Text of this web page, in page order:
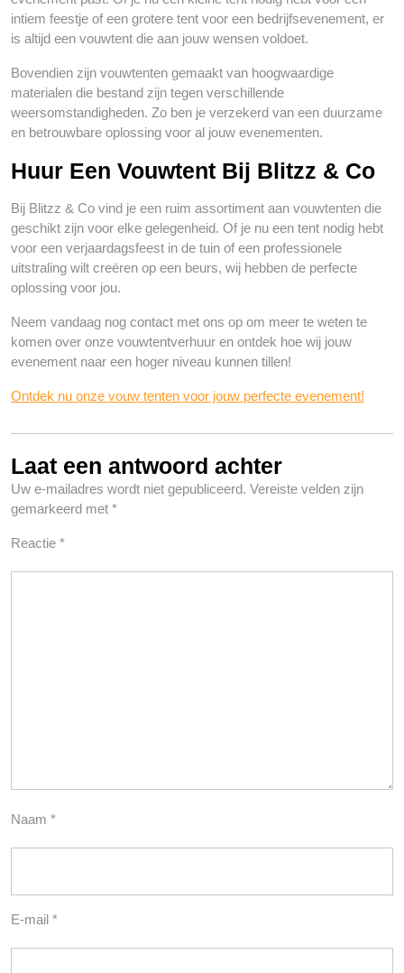
intiem feestje of een grotere tent voor een bedrijfsevenement, er
is altijd een vouwtent die aan jouw wensen voldoet.
Bovendien zijn vouwtenten gemaakt van hoogwaardige
materialen die bestand zijn tegen verschillende
weersomstandigheden. Zo ben je verzekerd van een duurzame
en betrouwbare oplossing voor al jouw evenementen.
Huur Een Vouwtent Bij Blitzz & Co
Bij Blitzz & Co vind je een ruim assortiment aan vouwtenten die
geschikt zijn voor elke gelegenheid. Of je nu een tent nodig hebt
voor een verjaardagsfeest in de tuin of een professionele
uitstraling wilt creëren op een beurs, wij hebben de perfecte
oplossing voor jou.
Neem vandaag nog contact met ons op om meer te weten te
komen over onze vouwtentverhuur en ontdek hoe wij jouw
evenement naar een hoger niveau kunnen tillen!
Ontdek nu onze vouw tenten voor jouw perfecte evenement!
Laat een antwoord achter
Uw e-mailadres wordt niet gepubliceerd. Vereiste velden zijn
gemarkeerd met *
Reactie *
Naam *
E-mail *